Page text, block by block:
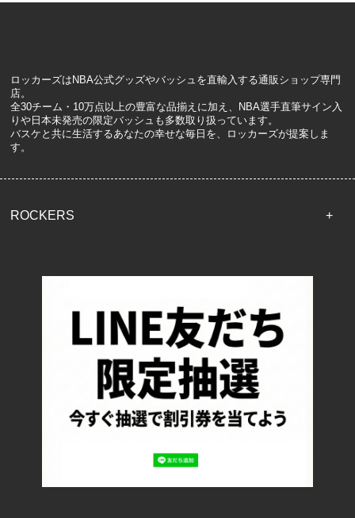
ロッカーズはNBA公式グッズやバッシュを直輸入する通販ショップ専門
店。
全30チーム・10万点以上の豊富な品揃えに加え、NBA選手直筆サイン入
りや日本未発売の限定バッシュも多数取り扱っています。
バスケと共に生活するあなたの幸せな毎日を、ロッカーズが提案しま
す。
ROCKERS
配送・送料について
お支払い方法について
特定商取引法に基づく表記
プライバシーポリシー
ロッカーズについて